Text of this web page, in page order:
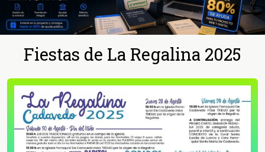
Fiestas de La Regalina 2025